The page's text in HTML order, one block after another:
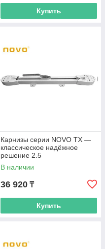
Купить
Карнизы серии NOVO TX —
классическое надёжное
решение 2.5
В наличии
36 920 ₸
Купить